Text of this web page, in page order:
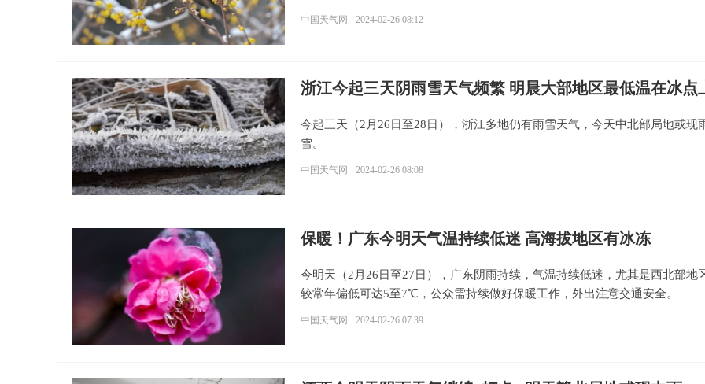
中国天气网 2024-02-26 08:12
浙江今起三天阴雨雪天气频繁 明晨大部地区最低温在冰点
今起三天（2月26日至28日），浙江多地仍有雨雪天气，今天中北部局地或现
雪。
中国天气网 2024-02-26 08:08
保暖！广东今明天气温持续低迷 高海拔地区有冰冻
今明天（2月26日至27日），广东阴雨持续，气温持续低迷，尤其是西北部地
较常年偏低可达5至7℃，公众需持续做好保暖工作，外出注意交通安全。
中国天气网 2024-02-26 07:39